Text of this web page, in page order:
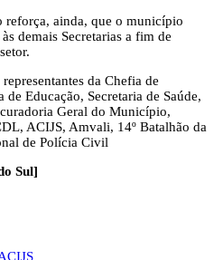
reforça, ainda, que o município
demais Secretarias a fim de
da Chefia de
Educação, Secretaria de Saúde,
Geral do Município,
ACIJS, Amvali, 14º Batalhão da
de Polícia Civil
Sul]